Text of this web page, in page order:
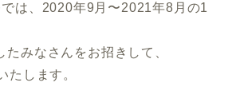
は、2020年9月〜2021年8月の1
たみなさんをお招きして、
たします。